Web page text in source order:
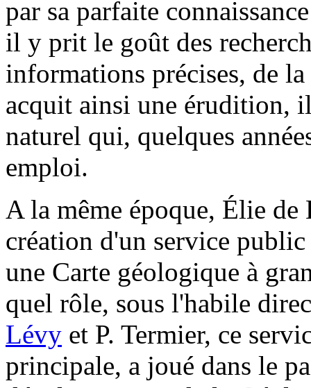
par sa parfaite
il y prit le goût des
informations précises, de
acquit ainsi une érudition,
naturel qui, quelques
emploi.
A la même époque, Élie
création d'un service
une Carte géologique à
quel rôle, sous l'habile
Lévy et P. Termier, ce
principale, a joué dans le